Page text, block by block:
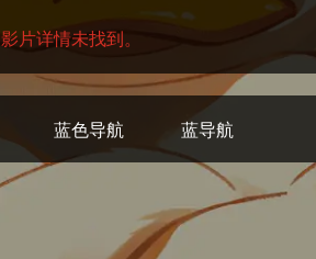
影片详情未找到。
蓝色导航 蓝导航